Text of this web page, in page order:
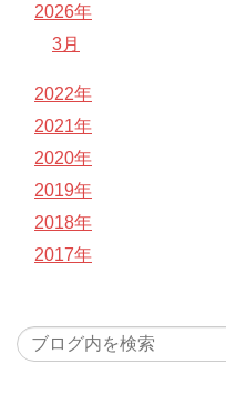
2026年
3月
2022年
2021年
2020年
2019年
2018年
2017年